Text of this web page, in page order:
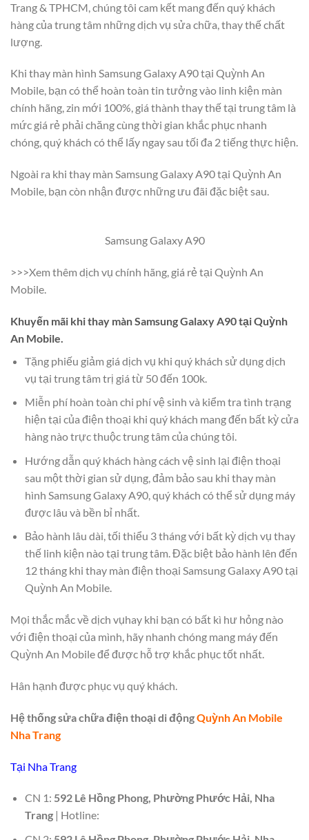
Trang & TPHCM, chúng tôi cam kết mang đến quý khách
hàng của trung tâm những dịch vụ sửa chữa, thay thế chất
lượng.
Khi thay màn hình Samsung Galaxy A90 tại Quỳnh An
Mobile, bạn có thể hoàn toàn tin tưởng vào linh kiện màn
chính hãng, zin mới 100%, giá thành thay thế tại trung tâm là
mức giá rẻ phải chăng cùng thời gian khắc phục nhanh
chóng, quý khách có thể lấy ngay sau tối đa 2 tiếng thực hiện.
Ngoài ra khi thay màn Samsung Galaxy A90 tại Quỳnh An
Mobile, bạn còn nhận được những ưu đãi đặc biệt sau.
Samsung Galaxy A90
>>>Xem thêm dịch vụ chính hãng, giá rẻ tại Quỳnh An
Mobile.
Khuyến mãi khi thay màn Samsung Galaxy A90 tại Quỳnh
An Mobile.
Tặng phiếu giảm giá dịch vụ khi quý khách sử dụng dịch
vụ tại trung tâm trị giá từ 50 đến 100k.
Miễn phí hoàn toàn chi phí vệ sinh và kiểm tra tình trạng
hiện tại của điện thoại khi quý khách mang đến bất kỳ cửa
hàng nào trực thuộc trung tâm của chúng tôi.
Hướng dẫn quý khách hàng cách vệ sinh lại điện thoại
sau một thời gian sử dụng, đảm bảo sau khi thay màn
hình Samsung Galaxy A90, quý khách có thể sử dụng máy
được lâu và bền bỉ nhất.
Bảo hành lâu dài, tối thiểu 3 tháng với bất kỳ dịch vụ thay
thế linh kiện nào tại trung tâm. Đặc biệt bảo hành lên đến
12 tháng khi thay màn điện thoại Samsung Galaxy A90 tại
Quỳnh An Mobile.
Mọi thắc mắc về dịch vụhay khi bạn có bất kì hư hỏng nào
với điện thoại của mình, hãy nhanh chóng mang máy đến
Quỳnh An Mobile để được hỗ trợ khắc phục tốt nhất.
Hân hạnh được phục vụ quý khách.
Hệ thống sửa chữa điện thoại di độngQuỳnh An Mobile
Nha Trang
Tại Nha Trang
CN 1: 592 Lê Hồng Phong, Phường Phước Hải, Nha
Trang| Hotline: